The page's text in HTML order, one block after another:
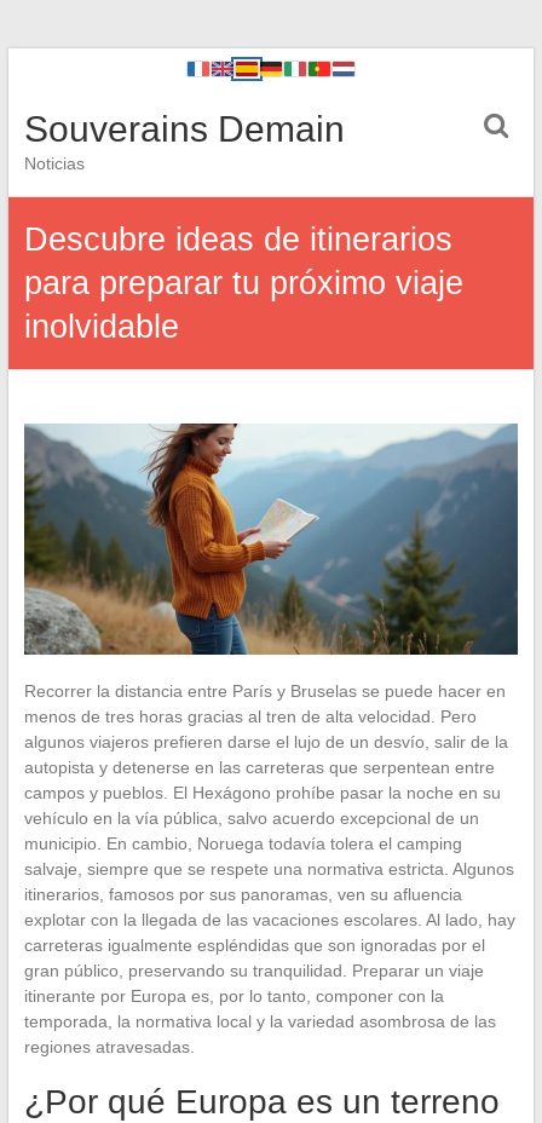
Souverains Demain
Noticias
Descubre ideas de itinerarios
para preparar tu próximo viaje
inolvidable
Recorrer la distancia entre París y Bruselas se puede hacer en
menos de tres horas gracias al tren de alta velocidad. Pero
algunos viajeros prefieren darse el lujo de un desvío, salir de la
autopista y detenerse en las carreteras que serpentean entre
campos y pueblos. El Hexágono prohíbe pasar la noche en su
vehículo en la vía pública, salvo acuerdo excepcional de un
municipio. En cambio, Noruega todavía tolera el camping
salvaje, siempre que se respete una normativa estricta. Algunos
itinerarios, famosos por sus panoramas, ven su afluencia
explotar con la llegada de las vacaciones escolares. Al lado, hay
carreteras igualmente espléndidas que son ignoradas por el
gran público, preservando su tranquilidad. Preparar un viaje
itinerante por Europa es, por lo tanto, componer con la
temporada, la normativa local y la variedad asombrosa de las
regiones atravesadas.
¿Por qué Europa es un terreno